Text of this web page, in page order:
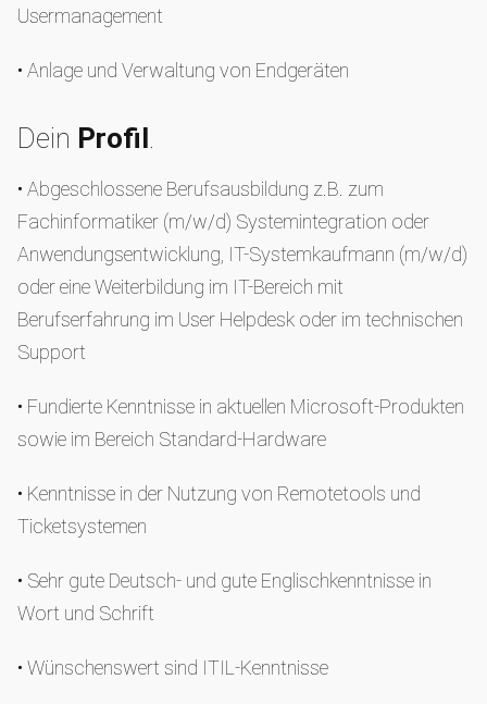
Usermanagement
• Anlage und Verwaltung von Endgeräten
Dein Profil.
• Abgeschlossene Berufsausbildung z.B. zum
Fachinformatiker (m/w/d) Systemintegration oder
Anwendungsentwicklung, IT-Systemkaufmann (m/w/d)
oder eine Weiterbildung im IT-Bereich mit
Berufserfahrung im User Helpdesk oder im technischen
Support
• Fundierte Kenntnisse in aktuellen Microsoft-Produkten
sowie im Bereich Standard-Hardware
• Kenntnisse in der Nutzung von Remotetools und
Ticketsystemen
• Sehr gute Deutsch- und gute Englischkenntnisse in
Wort und Schrift
• Wünschenswert sind ITIL-Kenntnisse